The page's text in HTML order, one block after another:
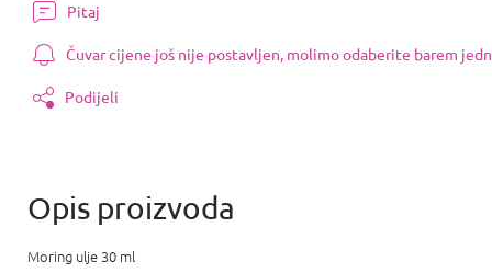
Pitaj
Čuvar cijene još nije postavljen, molimo odaberite barem
Podijeli
Moring ulje 30 ml